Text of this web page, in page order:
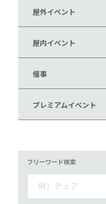
屋外イベント
屋内イベント
催事
プレミアムイベント
フリーワード検索